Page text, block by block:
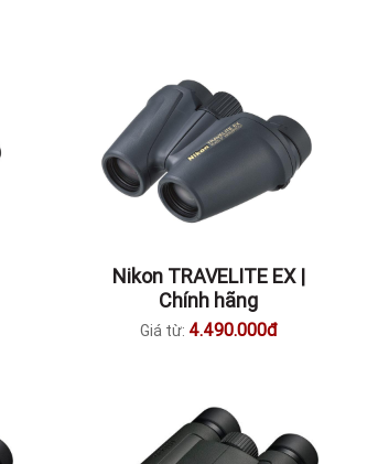
Nikon TRAVELITE EX |
Chính hãng
Giá từ: 4.490.000đ